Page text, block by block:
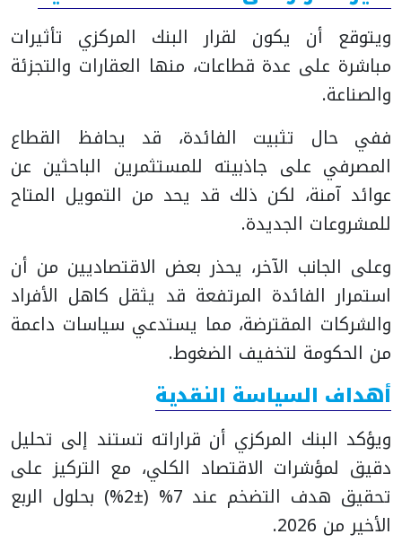
ويتوقع أن يكون لقرار البنك المركزي تأثيرات
مباشرة على عدة قطاعات، منها العقارات والتجزئة
والصناعة.
ففي حال تثبيت الفائدة، قد يحافظ القطاع
المصرفي على جاذبيته للمستثمرين الباحثين عن
عوائد آمنة، لكن ذلك قد يحد من التمويل المتاح
للمشروعات الجديدة.
وعلى الجانب الآخر، يحذر بعض الاقتصاديين من أن
استمرار الفائدة المرتفعة قد يثقل كاهل الأفراد
والشركات المقترضة، مما يستدعي سياسات داعمة
من الحكومة لتخفيف الضغوط.
أهداف السياسة النقدية
ويؤكد البنك المركزي أن قراراته تستند إلى تحليل
دقيق لمؤشرات الاقتصاد الكلي، مع التركيز على
تحقيق هدف التضخم عند 7% (±2%) بحلول الربع
الأخير من 2026.